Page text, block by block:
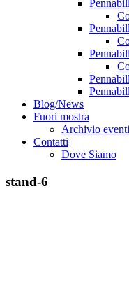
Blog/News
Fuori mostra
Archivio
Contatti
Dove Siamo
stand-6